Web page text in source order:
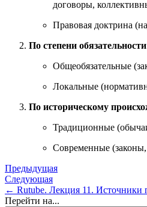
договоры,
Правовая доктрина
По степени
Общеобязательные
Локальные
По историческому
Традиционные
Современные
Предыдущая
Следующая
← Rutube. Лекция 11. Источники
Перейти на...